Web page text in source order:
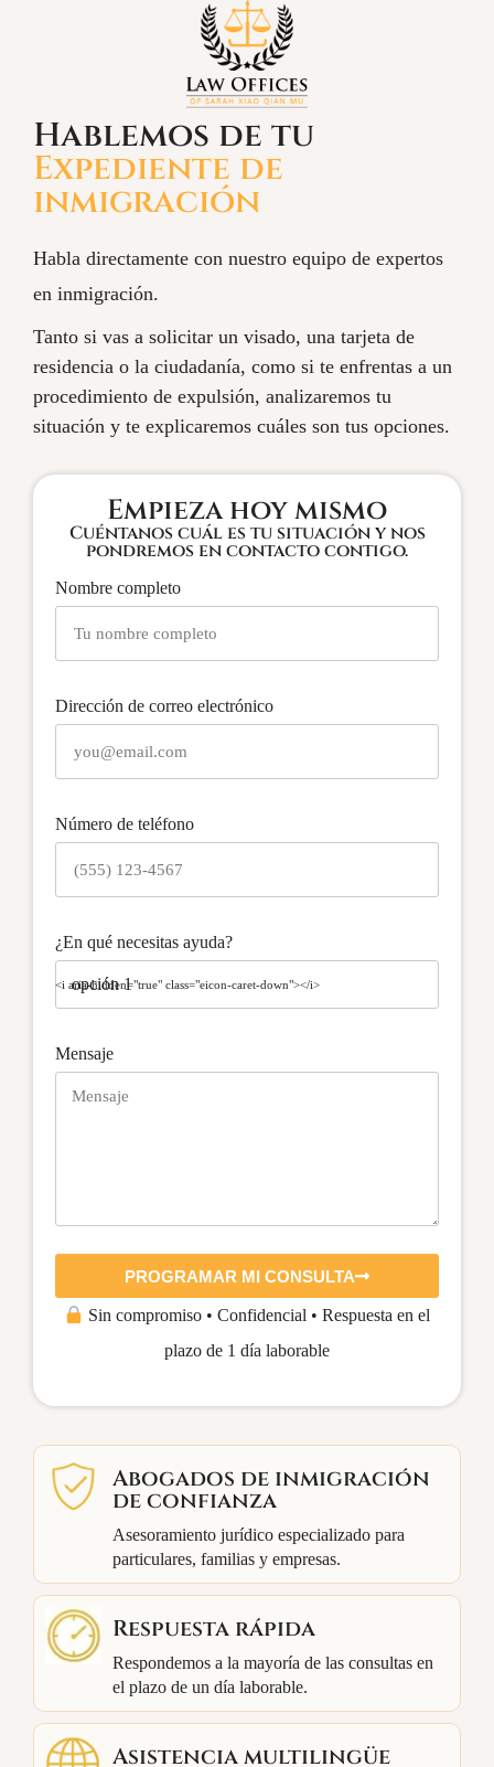
Hablemos de tu
Expediente de
inmigración
Habla directamente con nuestro equipo de expertos
en inmigración.
Tanto si vas a solicitar un visado, una tarjeta de
residencia o la ciudadanía, como si te enfrentas a un
procedimiento de expulsión, analizaremos tu
situación y te explicaremos cuáles son tus opciones.
Empieza hoy mismo
Cuéntanos cuál es tu situación y nos
pondremos en contacto contigo.
Nombre completo
Dirección de correo electrónico
Número de teléfono
¿En qué necesitas ayuda?
<i aria-hidden="true" class="eicon-caret-down"></i>
Mensaje
PROGRAMAR MI CONSULTA
Sin compromiso • Confidencial • Respuesta en el
plazo de 1 día laborable
Abogados de inmigración
de confianza
Asesoramiento jurídico especializado para
particulares, familias y empresas.
Respuesta rápida
Respondemos a la mayoría de las consultas en
el plazo de un día laborable.
Asistencia multilingüe